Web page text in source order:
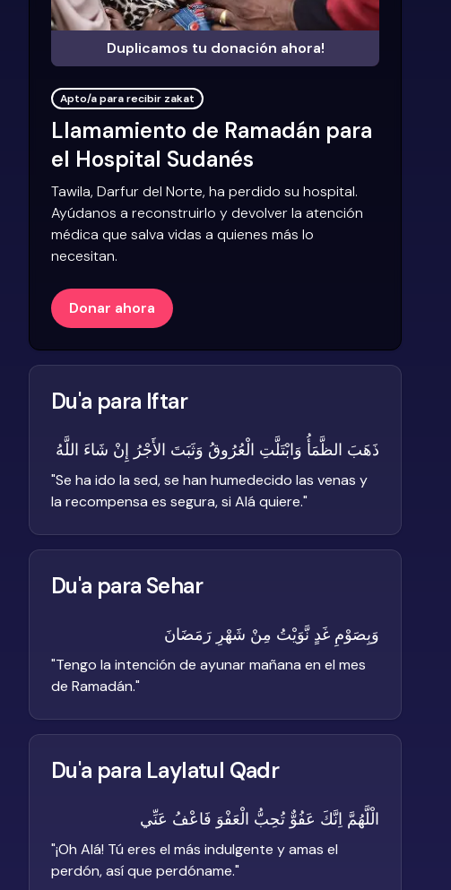
Duplicamos tu donación ahora!
Apto/a para recibir zakat
Llamamiento de Ramadán para
el Hospital Sudanés
Tawila, Darfur del Norte, ha perdido su hospital.
Ayúdanos a reconstruirlo y devolver la atención
médica que salva vidas a quienes más lo
necesitan.
Donar ahora
Du'a para Iftar
ذَهَبَ الظَّمَأُ وَابْتَلَّتِ الْعُرُوقُ وَثَبَتَ الأَجْرُ إِنْ شَاءَ اللَّهُ
"Se ha ido la sed, se han humedecido las venas y
la recompensa es segura, si Alá quiere."
Du'a para Sehar
وَبِصَوْمِ غَدٍ نَّوَيْتُ مِنْ شَهْرِ رَمَضَانَ
"Tengo la intención de ayunar mañana en el mes
de Ramadán."
Du'a para Laylatul Qadr
الْلَّهُمَّ اِنَّكَ عَفُوٌّ تُحِبُّ الْعَفْوَ فَاعْفُ عَنِّي
"¡Oh Alá! Tú eres el más indulgente y amas el
perdón, así que perdóname."